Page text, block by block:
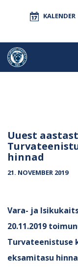
KALENDER
Uuest
hinnad
21. NOVEMBER 2019
Vara- ja
20.11.2019
Turvateenistuse
eksamitasu